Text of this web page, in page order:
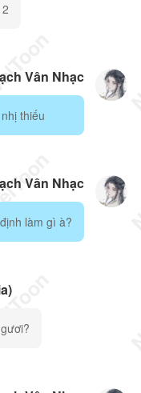
Vân Nhạc
nhị thiếu
Vân Nhạc
làm gì à?